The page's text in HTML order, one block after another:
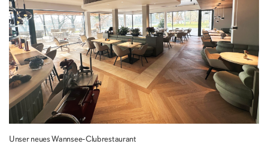
Unser neues Wannsee-Clubrestaurant